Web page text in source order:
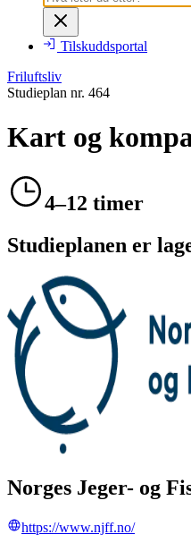
Tilskuddsportal
Friluftsliv
Studieplan nr. 464
Kart og
4–12 timer
Studieplanen er
Norges Jeger- og
https://www.njff.no/